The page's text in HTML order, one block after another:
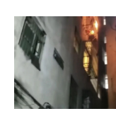
克”）与ТОО "BTS Digital"
称“BTS Digital”）签署了智
销售合同，订单总额折合
亿元，是公司深耕中亚能源
道的标志性重磅订单。